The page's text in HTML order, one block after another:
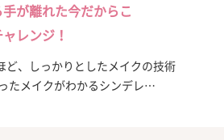
が離れた今だからこ
レンジ！
ど、しっかりとしたメイクの技術
たメイクがわかるシンデレ…